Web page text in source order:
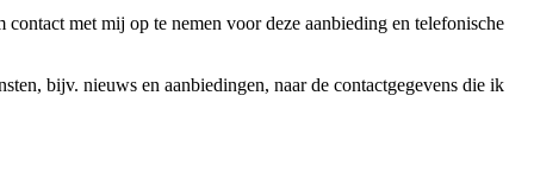
met mij op te nemen voor deze aanbieding en telefonische
bijv. nieuws en aanbiedingen, naar de contactgegevens die ik